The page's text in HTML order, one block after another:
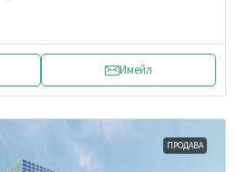
Имейл
ПРОДАВА